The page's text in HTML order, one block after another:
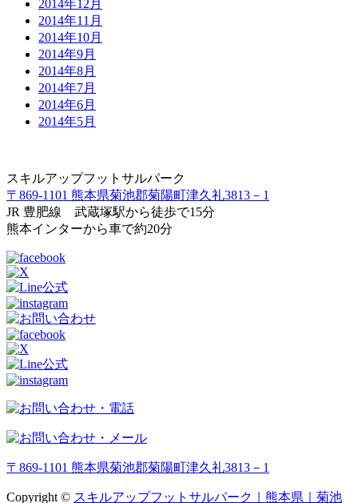
2014年12月
2014年11月
2014年10月
2014年9月
2014年8月
2014年7月
2014年6月
2014年5月
スキルアップフットサルパーク
〒869-1101 熊本県菊池郡菊陽町津久礼3813－1
JR 豊肥線 武蔵塚駅から徒歩で15分
熊本インターから車で約20分
〒869-1101 熊本県菊池郡菊陽町津久礼3813－1
Copyright © スキルアップフットサルパーク｜熊本県｜菊池